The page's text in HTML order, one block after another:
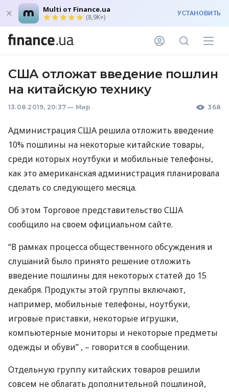
Multi от Finance.ua
(8,9K+) УСТАНОВИТЬ
США отложат введение пошлин
на китайскую технику
13.08.2019, 20:37 — Мир 368
АдминистрацияСША решила отложить введение
10% пошлины на некоторые китайские товары,
среди которых ноутбуки и мобильные телефоны,
как это американская администрация планировала
сделать со следующего месяца.
Об этом Торговое представительствоСША
сообщило на своем официальном сайте.
“В рамках процесса общественного обсуждения и
слушаний было принято решение отложить
введение пошлины для некоторых статей до 15
декабря. Продукты этой группы включают,
например, мобильные телефоны, ноутбуки,
игровые приставки, некоторые игрушки,
компьютерные мониторы и некоторые предметы
одежды и обуви” , – говорится в сообщении.
Отдельную группу китайских товаров решили
совсем не облагать дополнительной пошлиной,